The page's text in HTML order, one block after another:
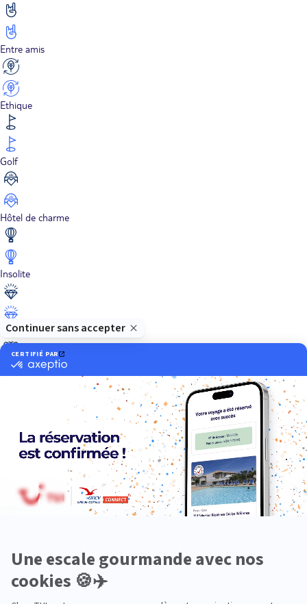
Entre amis
Ethique
Golf
Hôtel de charme
Insolite
Luxe
Neige
Plongée
Premium